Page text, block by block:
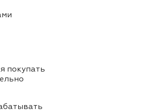
покупать